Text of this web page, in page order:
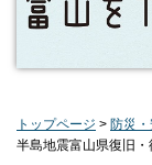
トップページ > 防災
半島地震富山県復旧